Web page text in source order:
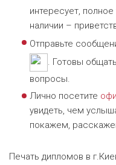
интересует,
наличии –
Отправьте
. Готовы
вопросы.
Лично посетите
увидеть, чем
покажем,
Печать дипломов в